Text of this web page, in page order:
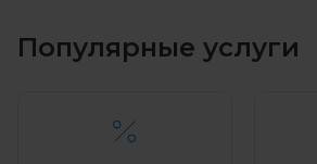
Брянская область
Волгоградская область
Популярные услуги